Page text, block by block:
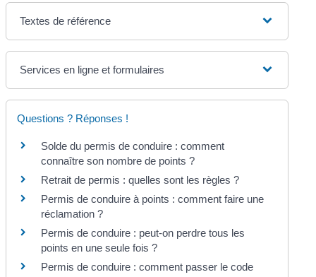
Textes de référence
Services en ligne et formulaires
Questions ? Réponses !
Solde du permis de conduire : comment
connaître son nombre de points ?
Retrait de permis : quelles sont les règles ?
Permis de conduire à points : comment faire une
réclamation ?
Permis de conduire : peut-on perdre tous les
points en une seule fois ?
Permis de conduire : comment passer le code